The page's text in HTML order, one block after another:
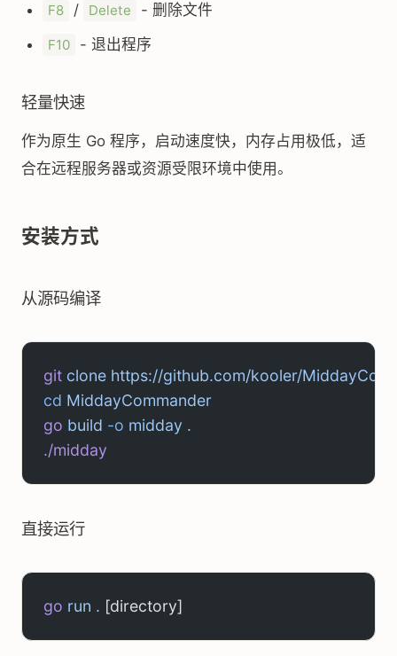
F8 / Delete - 删除文件
F10 - 退出程序
轻量快速
作为原生 Go 程序，启动速度快，内存占用极低，适
合在远程服务器或资源受限环境中使用。
安装方式
从源码编译
git clone https://github.com/kooler/
cd MiddayCommander
go build -o midday .
./midday
直接运行
go run . [directory]